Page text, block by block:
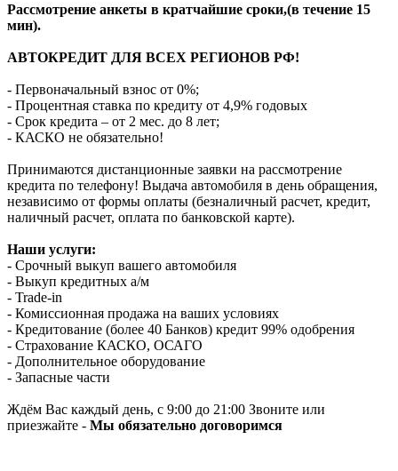
Рассмотрение анкеты в кратчайшие сроки,(в течение 15
мин).
АВТОКРЕДИТ ДЛЯ ВСЕХ РЕГИОНОВ РФ!
- Первоначальный взнос от 0%;
- Процентная ставка по кредиту от 4,9% годовых
- Срок кредита – от 2 мес. до 8 лет;
- КАСКО не обязательно!
Принимаются дистанционные заявки на рассмотрение
кредита по телефону! Выдача автомобиля в день обращения,
независимо от формы оплаты (безналичный расчет, кредит,
наличный расчет, оплата по банковской карте).
Наши услуги:
- Срочный выкуп вашего автомобиля
- Выкуп кредитных а/м
- Trade-in
- Комиссионная продажа на ваших условиях
- Кредитование (более 40 Банков) кредит 99% одобрения
- Страхование КАСКО, ОСАГО
- Дополнительное оборудование
- Запасные части
Ждём Вас каждый день, с 9:00 до 21:00 Звоните или
приезжайте - Мы обязательно договоримся